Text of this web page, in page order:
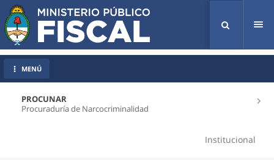
PROCUNAR
Procuraduría de Narcocriminalidad
Institucional
MENÚ